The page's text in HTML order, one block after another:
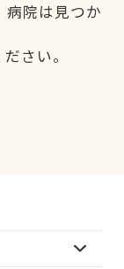
院は見つか
さい。